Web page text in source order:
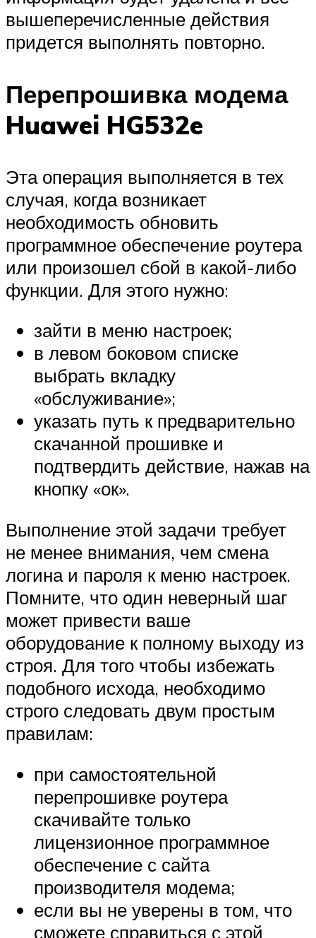
вышеперечисленные действия
придется выполнять повторно.
Перепрошивка модема
Huawei HG532e
Эта операция выполняется в тех
случая, когда возникает
необходимость обновить
программное обеспечение роутера
или произошел сбой в какой-либо
функции. Для этого нужно:
зайти в меню настроек;
в левом боковом списке
выбрать вкладку
«обслуживание»;
указать путь к предварительно
скачанной прошивке и
подтвердить действие, нажав на
кнопку «ок».
Выполнение этой задачи требует
не менее внимания, чем смена
логина и пароля к меню настроек.
Помните, что один неверный шаг
может привести ваше
оборудование к полному выходу из
строя. Для того чтобы избежать
подобного исхода, необходимо
строго следовать двум простым
правилам:
при самостоятельной
перепрошивке роутера
скачивайте только
лицензионное программное
обеспечение с сайта
производителя модема;
если вы не уверены в том, что
сможете справиться с этой